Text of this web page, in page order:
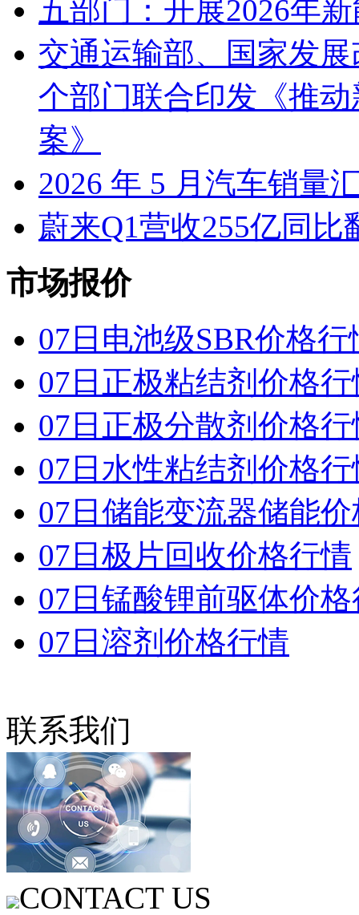
五部门：开展2026年
交通运输部、国家发
个部门联合印发《推
案》
2026 年 5 月汽车销量
蔚来Q1营收255亿同
市场报价
07日电池级SBR价格行
07日正极粘结剂价格行
07日正极分散剂价格行
07日水性粘结剂价格行
07日储能变流器储能
07日极片回收价格行情
07日锰酸锂前驱体价
07日溶剂价格行情
联系我们
CONTACT US